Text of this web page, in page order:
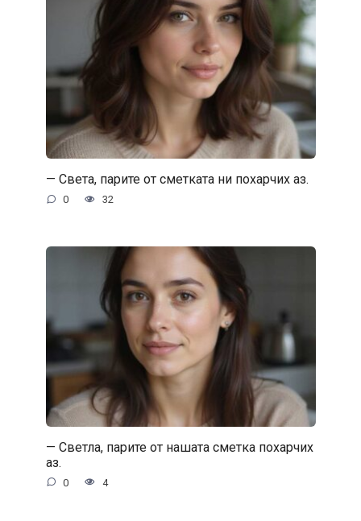
— Света, парите от сметката ни похарчих аз.
0 32
— Светла, парите от нашата сметка похарчих
аз.
0 4